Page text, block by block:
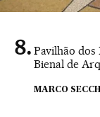
Pavilhão dos
Bienal de
MARCO